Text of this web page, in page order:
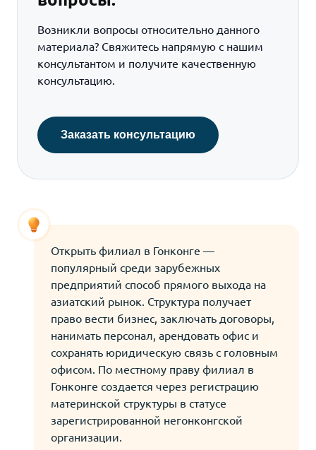
Возникли вопросы относительно данного
материала? Свяжитесь напрямую с нашим
консультантом и получите качественную
консультацию.
Заказать консультацию
Открыть филиал в Гонконге —
популярный среди зарубежных
предприятий способ прямого выхода на
азиатский рынок. Структура получает
право вести бизнес, заключать договоры,
нанимать персонал, арендовать офис и
сохранять юридическую связь с головным
офисом. По местному праву филиал в
Гонконге создается через регистрацию
материнской структуры в статусе
зарегистрированной негонконгской
организации.